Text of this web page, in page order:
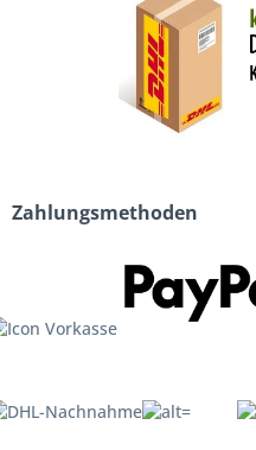
Zahlungsmethoden